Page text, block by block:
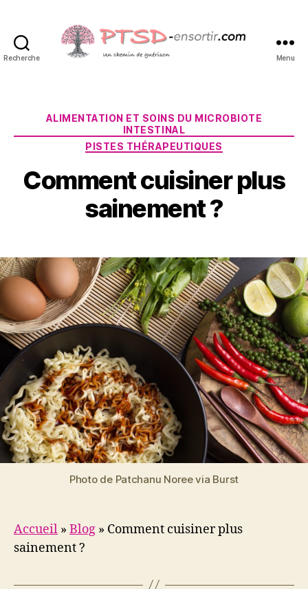
Recherche Menu
Catégories
ALIMENTATION ET SOINS DU MICROBIOTE
INTESTINAL
PISTES THÉRAPEUTIQUES
Comment cuisiner plus
sainement ?
l’article
a
S
v
a
i
n
l’article
3
m
0
2
0
Photo de Patchanu Noree via Burst
Accueil » Blog » Comment cuisiner plus
sainement ?